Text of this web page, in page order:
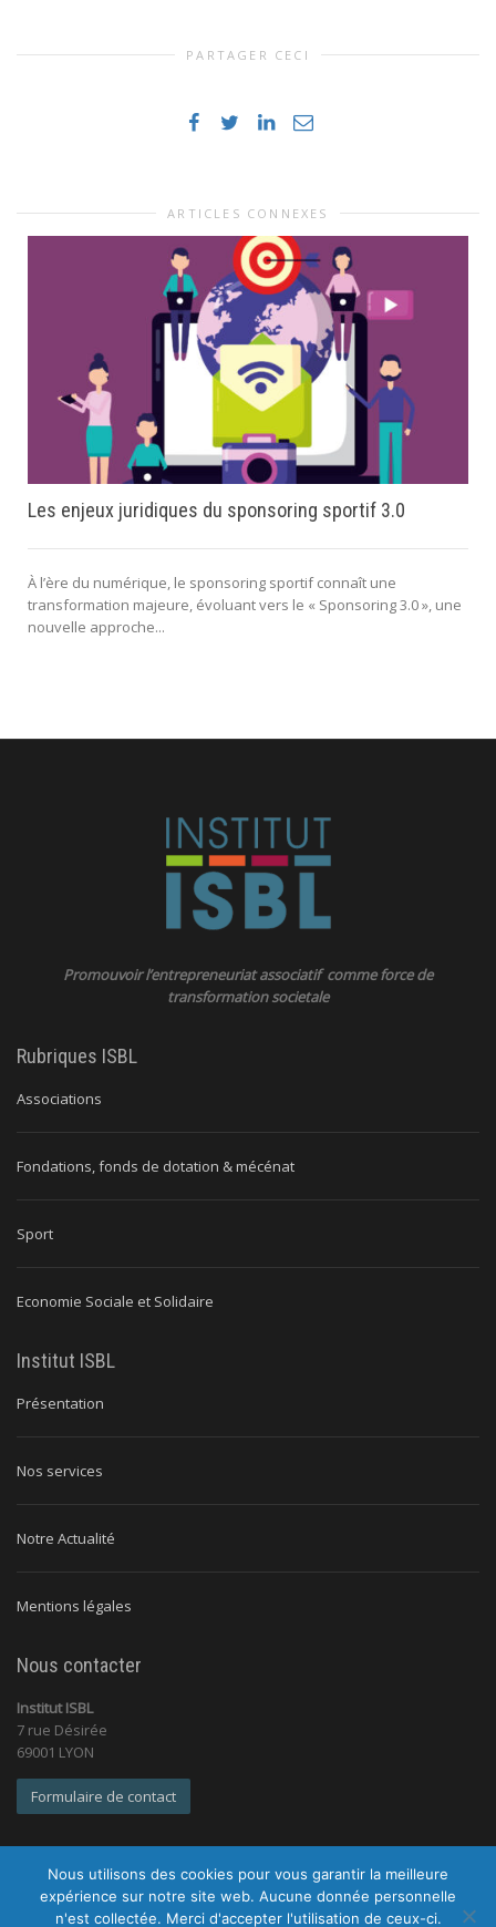
PARTAGER CECI
ARTICLES CONNEXES
Les enjeux juridiques du sponsoring sportif 3.0
À l’ère du numérique, le sponsoring sportif connaît une
transformation majeure, évoluant vers le « Sponsoring 3.0 », une
nouvelle approche...
Promouvoir l’entrepreneuriat associatif comme force de
transformation societale
Rubriques ISBL
Associations
Fondations, fonds de dotation & mécénat
Sport
Economie Sociale et Solidaire
Institut ISBL
Présentation
Nos services
Notre Actualité
Mentions légales
Nous contacter
Institut ISBL
7 rue Désirée
69001 LYON
Formulaire de contact
Nous utilisons des cookies pour vous garantir la meilleure
expérience sur notre site web. Aucune donnée personnelle
n'est collectée. Merci d'accepter l'utilisation de ceux-ci.